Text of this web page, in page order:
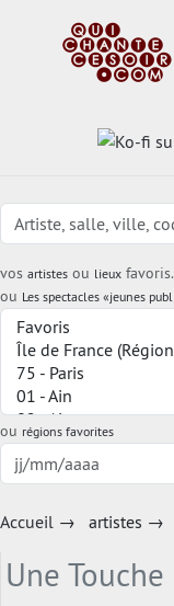
vos artistes ou lieux favoris.
ou Les spectacles «jeunes
ou régions favorites
Accueil → artistes →
Une